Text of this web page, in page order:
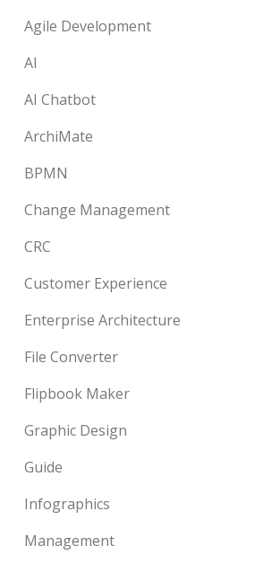
Agile Development
AI
AI Chatbot
ArchiMate
BPMN
Change Management
CRC
Customer Experience
Enterprise Architecture
File Converter
Flipbook Maker
Graphic Design
Guide
Infographics
Management